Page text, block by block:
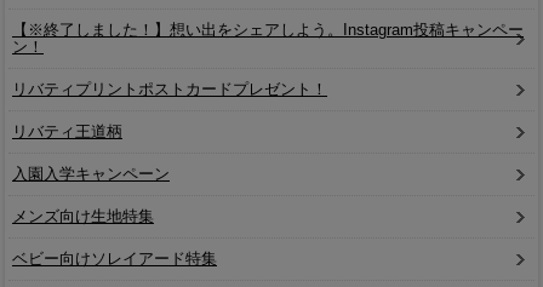
【※終了しました！】想い出をシェアしよう。Instagram投稿キャンペー
ン！
リバティプリントポストカードプレゼント！
リバティ王道柄
入園入学キャンペーン
メンズ向け生地特集
ベビー向けソレイアード特集